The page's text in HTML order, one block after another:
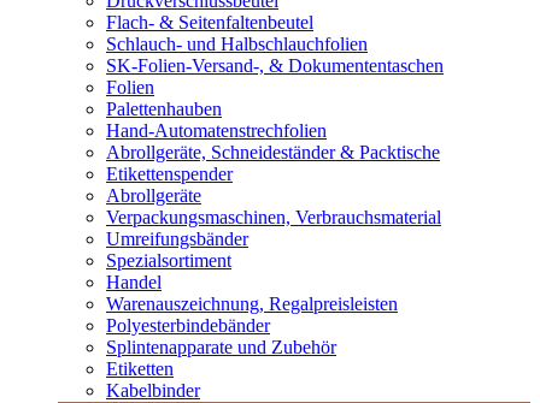
Flach- & Seitenfaltenbeutel
Schlauch- und Halbschlauchfolien
SK-Folien-Versand-, & Dokumententaschen
Folien
Palettenhauben
Hand-Automatenstrechfolien
Abrollgeräte, Schneideständer & Packtische
Etikettenspender
Abrollgeräte
Verpackungsmaschinen, Verbrauchsmaterial
Umreifungsbänder
Spezialsortiment
Handel
Warenauszeichnung, Regalpreisleisten
Polyesterbindebänder
Splintenapparate und Zubehör
Etiketten
Kabelbinder